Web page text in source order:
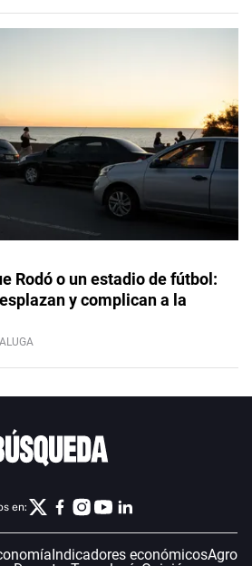
Rodó o un estadio de fútbol:
y complican a la
en:
Indicadores económicosAgro